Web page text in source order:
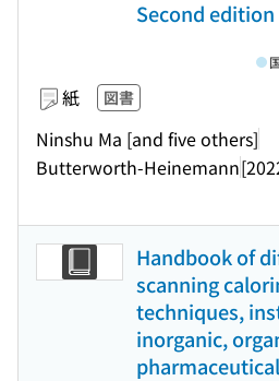
Second edition
紙 図書
Ninshu Ma [and five others]
Butterworth-Heinemann
Handbook of
scanning
techniques,
inorganic,